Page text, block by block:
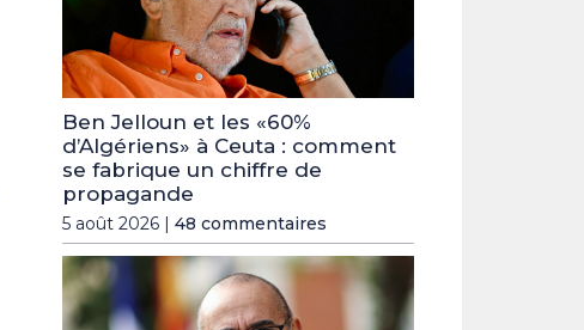
Ben Jelloun et les «60%
d’Algériens» à Ceuta : comment
se fabrique un chiffre de
propagande
5 août 2026 | 48 commentaires